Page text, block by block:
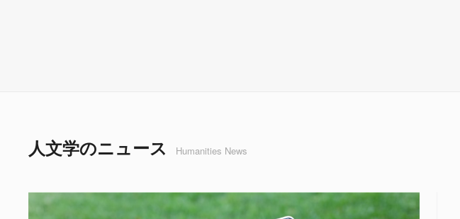
人文学のニュース Humanities News